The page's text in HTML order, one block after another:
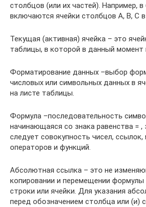
столбцов (или их частей). Например, в
включаются ячейки столбцов A, B, C
Текущая (активная) ячейка – это
таблицы, в которой в данный момент
Форматирование данных –выбор
числовых или символьных данных в
на листе таблицы.
Формула –последовательность
начинающаяся со знака равенства =
следует совокупность чисел,
операторов и функций.
Абсолютная ссылка – это не
копировании и перемещении формулы
строки или ячейки. Для указания
перед обозначением столбца или (и)